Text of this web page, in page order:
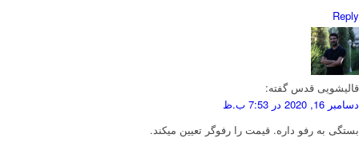
Reply
قالیشویی قدس گفته:
دسامبر 16, 2020 در 7:53 ب.ظ
بستگی به رفو داره. قیمت را رفوگر تعیین میکند.